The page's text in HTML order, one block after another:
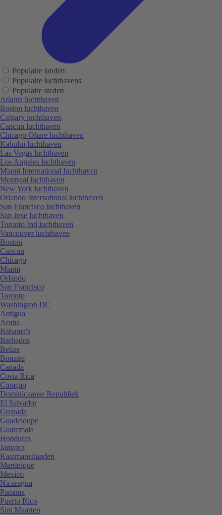
Populaire landen
Populaire luchthavens
Populaire steden
Atlanta luchthaven
Boston luchthaven
Calgary luchthaven
Cancun luchthaven
Chicago Ohare luchthaven
Kahului luchthaven
Las Vegas luchthaven
Los Angeles luchthaven
Miami International luchthaven
Montreal luchthaven
New York luchthaven
Orlando International luchthaven
San Francisco luchthaven
San Jose luchthaven
Toronto Intl luchthaven
Vancouver luchthaven
Boston
Cancun
Chicago
Miami
Orlando
San Francisco
Toronto
Washington DC
Antigua
Aruba
Bahama's
Barbados
Belize
Bonaire
Canada
Costa Rica
Curaçao
Dominicaanse Republiek
El Salvador
Grenada
Guadeloupe
Guatemala
Honduras
Jamaica
Kaaimaneilanden
Martinique
Mexico
Nicaragua
Panama
Puerto Rico
Sint Maarten